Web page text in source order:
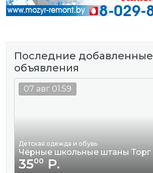
Последние добавленные
объявления
Детская одежда и обувь
Чёрные школьные штаны Торг
3500 Р.
07 авг 01:59